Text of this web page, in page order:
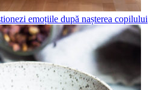
emoțiile după nașterea copilului